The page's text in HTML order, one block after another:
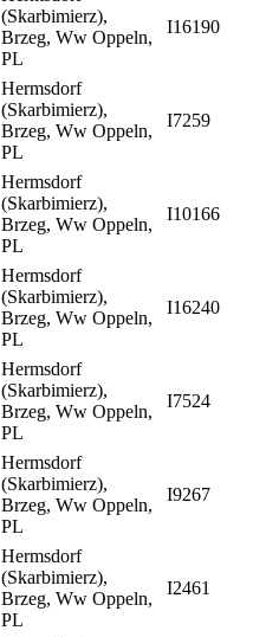
(Skarbimierz),
Brzeg, Ww Oppeln,
PL
I16190
Hermsdorf
(Skarbimierz),
Brzeg, Ww Oppeln,
PL
I7259
Hermsdorf
(Skarbimierz),
Brzeg, Ww Oppeln,
PL
I10166
Hermsdorf
(Skarbimierz),
Brzeg, Ww Oppeln,
PL
I16240
Hermsdorf
(Skarbimierz),
Brzeg, Ww Oppeln,
PL
I7524
Hermsdorf
(Skarbimierz),
Brzeg, Ww Oppeln,
PL
I9267
Hermsdorf
(Skarbimierz),
Brzeg, Ww Oppeln,
PL
I2461